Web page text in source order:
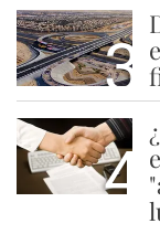
3
4